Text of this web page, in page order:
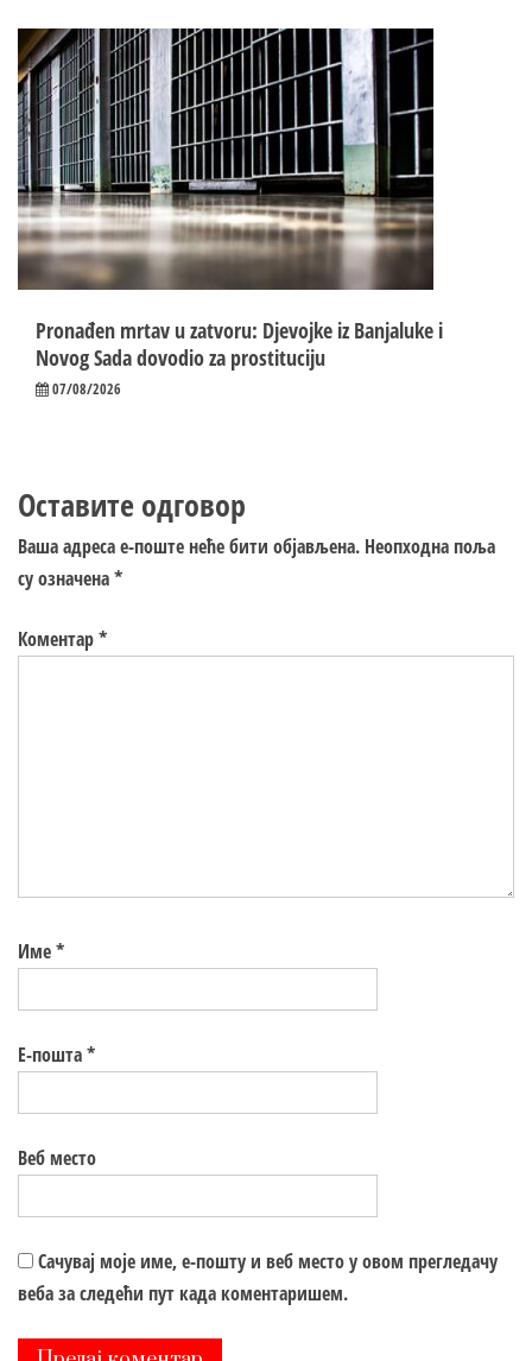
Pronađen mrtav u zatvoru: Djevojke iz Banjaluke i
Novog Sada dovodio za prostituciju
07/08/2026
Оставите одговор
Ваша адреса е-поште неће бити објављена. Неопходна поља
су означена*
Коментар*
Име*
Е-пошта*
Веб место
Сачувај моје име, е-пошту и веб место у овом прегледачу
веба за следећи пут када коментаришем.